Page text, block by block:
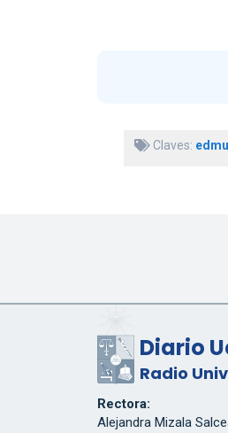
Claves:
Diario
Radio
Rectora:
Alejandra Mizala